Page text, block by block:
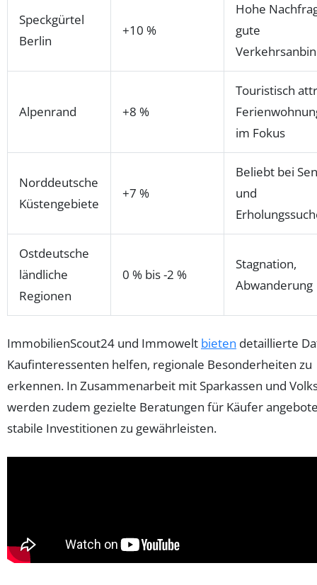
Speckgürtel
Berlin
+10 %
Hohe
gute
Alpenrand +8 %
Touristisch
im Fokus
Norddeutsche
Küstengebiete
+7 %
Beliebt bei
und
Ostdeutsche
ländliche
Regionen
0 % bis -2 %
Stagnation,
Abwanderung
ImmobilienScout24 und Immowelt bieten detaillierte
Kaufinteressenten helfen, regionale Besonderheiten zu
erkennen. In Zusammenarbeit mit Sparkassen und
werden zudem gezielte Beratungen für Käufer
stabile Investitionen zu gewährleisten.